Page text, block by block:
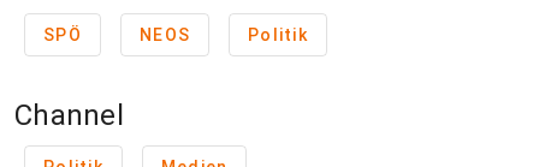
SPÖ NEOS Politik
Channel